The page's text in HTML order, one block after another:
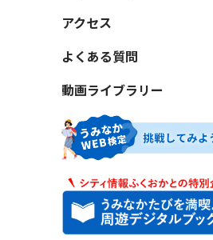
アクセス
よくある質問
動画ライブラリー